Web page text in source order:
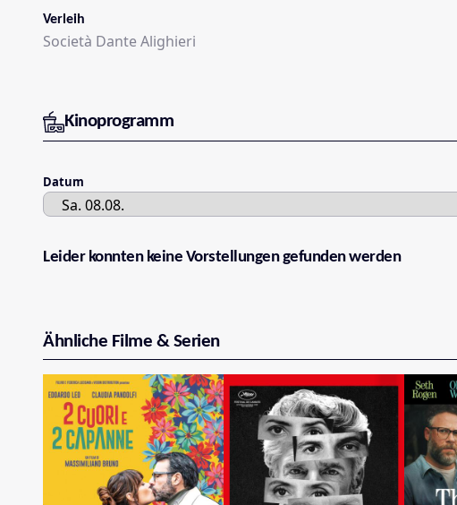
Verleih
Società Dante Alighieri
Kinoprogramm
Datum
Leider konnten keine Vorstellungen gefunden werden
Ähnliche Filme & Serien